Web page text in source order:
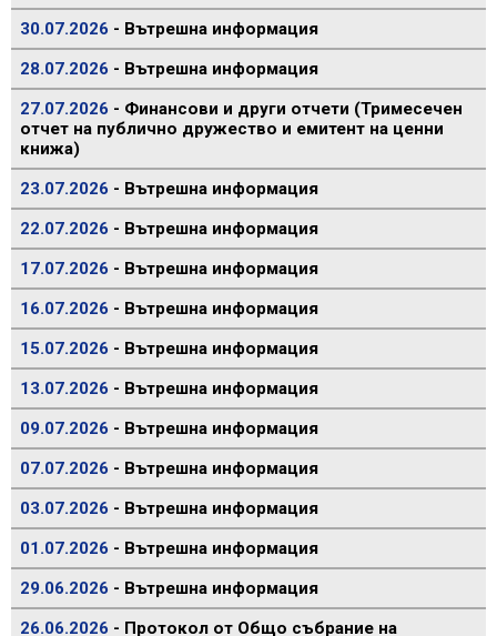
30.07.2026 - Вътрешна информация
28.07.2026 - Вътрешна информация
27.07.2026 - Финансови и други отчети (Тримесечен
отчет на публично дружество и емитент на ценни
книжа)
23.07.2026 - Вътрешна информация
22.07.2026 - Вътрешна информация
17.07.2026 - Вътрешна информация
16.07.2026 - Вътрешна информация
15.07.2026 - Вътрешна информация
13.07.2026 - Вътрешна информация
09.07.2026 - Вътрешна информация
07.07.2026 - Вътрешна информация
03.07.2026 - Вътрешна информация
01.07.2026 - Вътрешна информация
29.06.2026 - Вътрешна информация
26.06.2026 - Протокол от Общо събрание на